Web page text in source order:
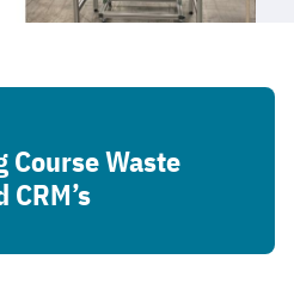
Course Waste